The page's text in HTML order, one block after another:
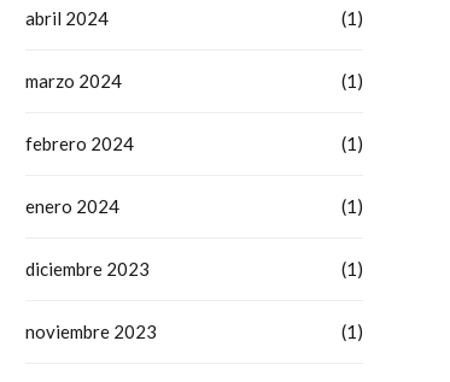
abril 2024 (1)
marzo 2024 (1)
febrero 2024 (1)
enero 2024 (1)
diciembre 2023 (1)
noviembre 2023 (1)